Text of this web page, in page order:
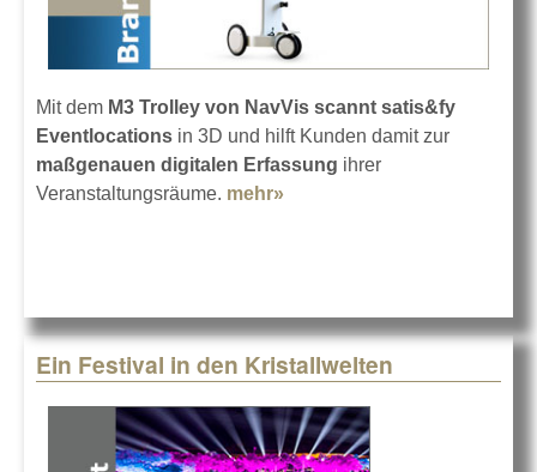
Mit dem M3 Trolley von NavVis scannt satis&fy
Eventlocations in 3D und hilft Kunden damit zur
maßgenauen digitalen Erfassung ihrer
Veranstaltungsräume. mehr»
Ein Festival in den Kristallwelten